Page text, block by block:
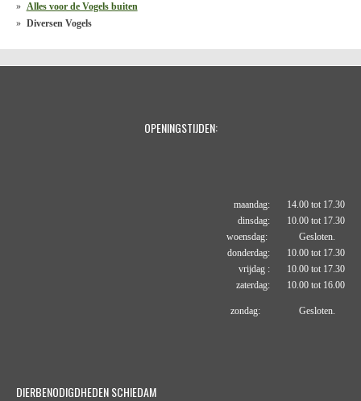
Alles voor de Vogels buiten
Diversen Vogels
OPENINGSTIJDEN:
maandag: 14.00 tot 17.30
dinsdag: 10.00 tot 17.30
woensdag: Gesloten.
donderdag: 10.00 tot 17.30
vrijdag : 10.00 tot 17.30
zaterdag: 10.00 tot 16.00
zondag: Gesloten.
DIERBENODIGDHEDEN SCHIEDAM